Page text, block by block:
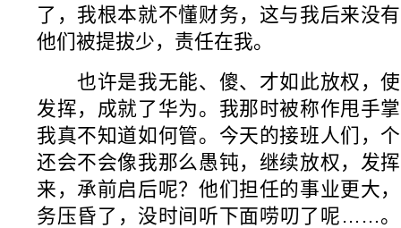
了，我根本就不懂财务，这与我后来没
他们被提拔少，责任在我。
也许是我无能、傻、才如此放权，使
发挥，成就了华为。我那时被称作甩手
我真不知道如何管。今天的接班人们，
还会不会像我那么愚钝，继续放权，发
来，承前启后呢？他们担任的事业更大
务压昏了，没时间听下面唠叨了呢……